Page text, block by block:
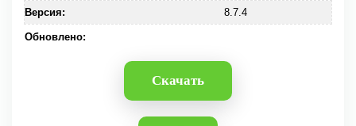
Версия: 8.7.4
Обновлено:
Скачать